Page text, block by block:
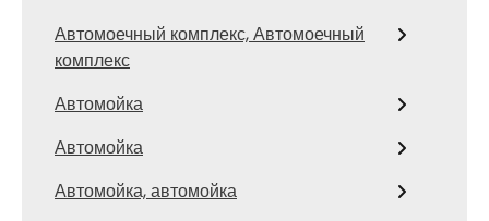
Автомоечный комплекс, Автомоечный
комплекс
Автомойка
Автомойка
Автомойка, автомойка